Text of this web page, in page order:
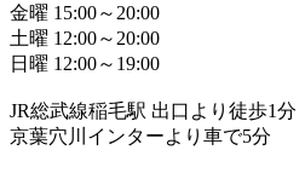
金曜 15:00～20:00
土曜 12:00～20:00
日曜 12:00～19:00
JR総武線稲毛駅 出口より徒歩1分
京葉穴川インターより車で5分